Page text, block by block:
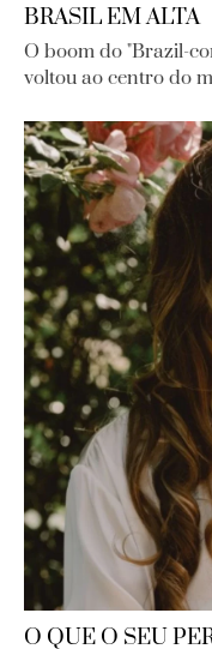
BRASIL EM ALTA
O boom do "Brazil-
voltou ao centro do
O QUE O SEU